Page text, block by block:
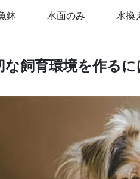
鉢 水面のみ 水換
な飼育環境を作るに